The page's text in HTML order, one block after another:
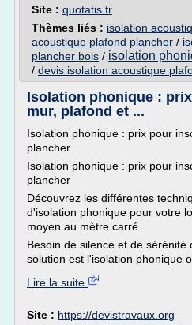
Site : quotatis.fr
Thèmes liés : isolation
acoustique plafond plancher /
plancher bois / isolation
/ devis isolation acoustique
Isolation phonique :
mur, plafond et ...
Isolation phonique : prix pour
plancher
Isolation phonique : prix pour
plancher
Découvrez les différentes
d'isolation phonique pour votre
moyen au mètre carré.
Besoin de silence et de sérénité
solution est l'isolation phonique
Lire la suite
Site : https://devistravaux.org